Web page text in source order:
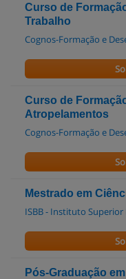
Curso de
Trabalho
Cognos-Formação e
Curso de
Atropelamentos
Cognos-Formação e
Mestrado em
ISBB - Instituto Superior
Pós-Graduação